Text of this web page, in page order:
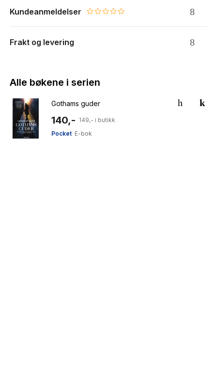
Kundeanmeldelser 0.0 star rating
Frakt og levering
Alle bøkene i serien
Gothams guder
140,- 149,- i butikk
Pocket E-bok